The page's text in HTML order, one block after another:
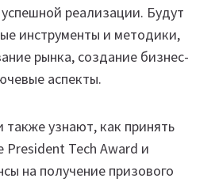
реализации. Будут
инструменты и методики,
рынка, создание бизнес-
аспекты.
узнают, как принять
President Tech Award и
на получение призового